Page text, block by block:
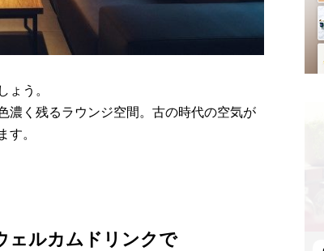
ょう。
濃く残るラウンジ空間。古の時代の空気が
す。
ェルカムドリンクで